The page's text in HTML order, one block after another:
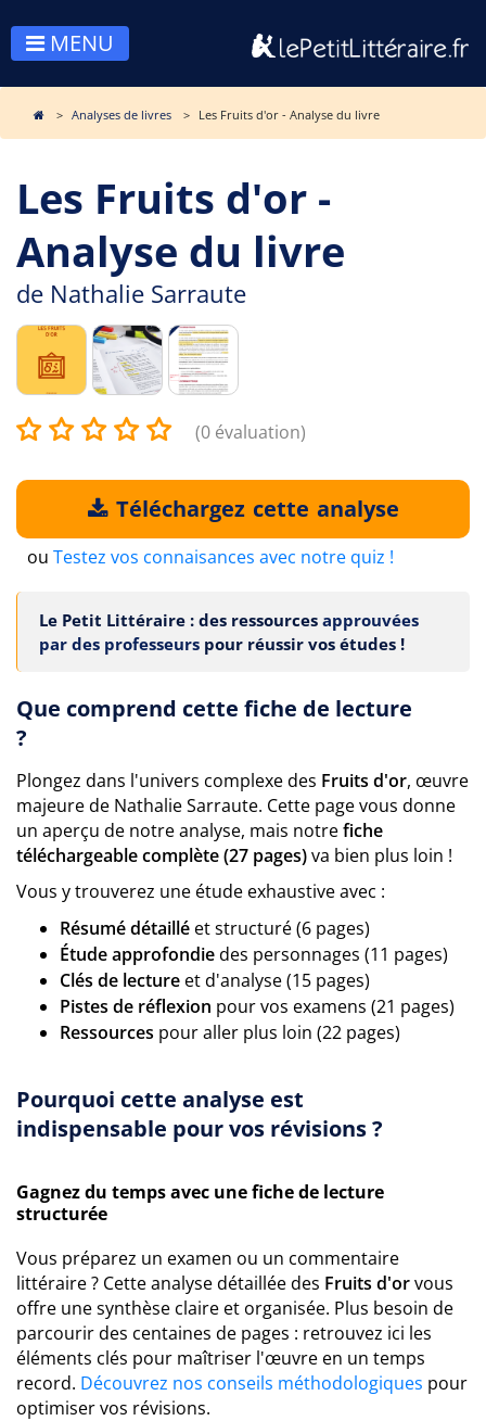
MENU
Analyses de livres Les Fruits d'or - Analyse du livre
Les Fruits d'or -
Analyse du livre
de Nathalie Sarraute
(0 évaluation)
Téléchargez cette analyse
ou Testez vos connaisances avec notre quiz !
Le Petit Littéraire : des ressources approuvées
par des professeurs pour réussir vos études !
Que comprend cette fiche de lecture
?
Plongez dans l'univers complexe des Fruits d'or, œuvre
majeure de Nathalie Sarraute. Cette page vous donne
un aperçu de notre analyse, mais notrefiche
téléchargeable complète (27 pages)va bien plus loin !
Vous y trouverez une étude exhaustive avec :
Résumé détaillé et structuré (6 pages)
Étude approfondiedes personnages (11 pages)
Clés de lecture et d'analyse (15 pages)
Pistes de réflexion pour vos examens (21 pages)
Ressources pour aller plus loin (22 pages)
Pourquoi cette analyse est
indispensable pour vos révisions ?
Gagnez du temps avec une fiche de lecture
structurée
Vous préparez un examen ou un commentaire
littéraire ? Cette analyse détaillée des Fruits d'orvous
offre une synthèse claire et organisée. Plus besoin de
parcourir des centaines de pages : retrouvez ici les
éléments clés pour maîtriser l'œuvre en un temps
record. Découvrez nos conseils méthodologiques pour
optimiser vos révisions.